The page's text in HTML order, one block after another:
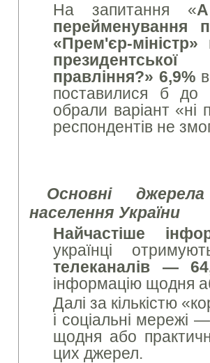
На запитання «
перейменування
«Прем'єр-
правління?» 6,9%
поставилися б до
обрали варіант «ні
респондентів не
Основні
населення України
Найчастіше
українці
телеканалів —
інформацію щодня
Далі за кількістю
і соціальні мережі
щодня або
цих джерел.